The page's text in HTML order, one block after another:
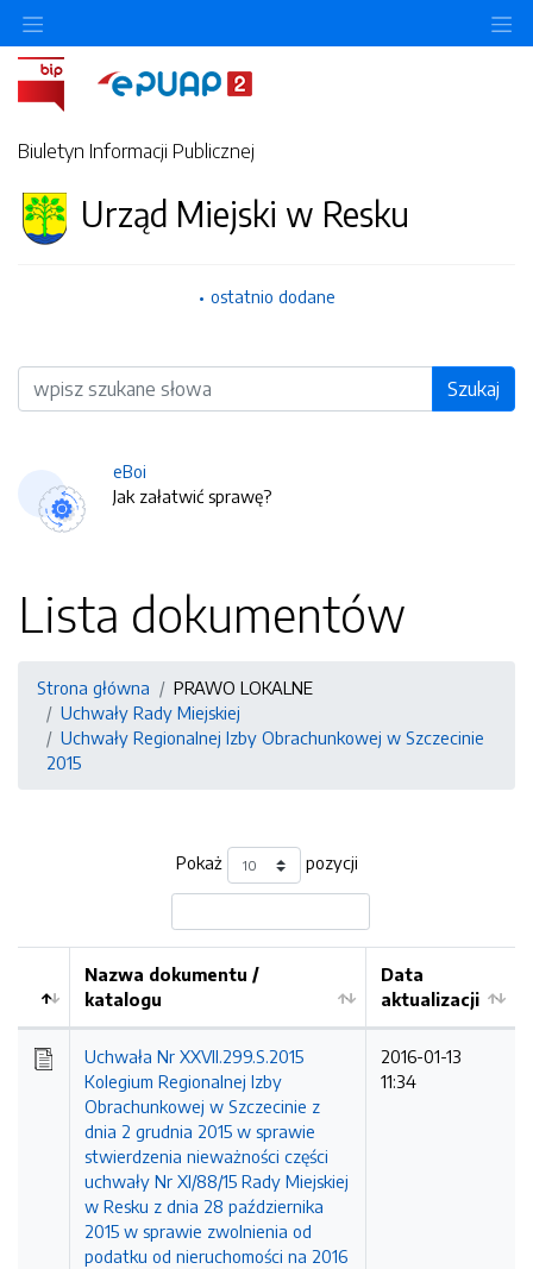
Biuletyn Informacji Publicznej
Urząd Miejski w Resku
ostatnio dodane
Wyszukiwarka Szukaj
eBoi
Jak załatwić sprawę?
Lista dokumentów
Strona główna
PRAWO LOKALNE
Uchwały Rady Miejskiej
Uchwały Regionalnej Izby Obrachunkowej w Szczecinie
2015
Pokaż pozycji
Nazwa dokumentu /
katalogu
Data
aktualizacji
Uchwała Nr XXVII.299.S.2015
Kolegium Regionalnej Izby
Obrachunkowej w Szczecinie z
dnia 2 grudnia 2015 w sprawie
stwierdzenia nieważności części
uchwały Nr XI/88/15 Rady Miejskiej
w Resku z dnia 28 października
2015 w sprawie zwolnienia od
podatku od nieruchomości na 2016
2016-01-13
11:34